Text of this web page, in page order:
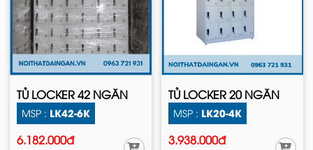
TỦ LOCKER 42 NGĂN
MSP : LK42-6K
6.182.000đ
TỦ LOCKER 20 NGĂN
MSP : LK20-4K
3.938.000đ